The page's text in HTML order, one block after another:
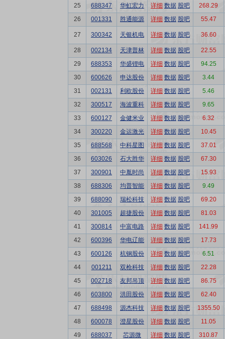
25
688347 华虹宏力 详细 数据 股吧
268.29
26
001331 胜通能源 详细 数据 股吧 55.47
27 300342 天银机电 详细 数据 股吧 36.60
28 002134 天津普林 详细 数据 股吧
22.55
29
688353 华盛锂电 详细 数据 股吧
94.25
30
600626 申达股份 详细 数据 股吧
3.44
31
002131 利欧股份 详细 数据 股吧
5.46
32
300517 海波重科 详细 数据 股吧
9.65
33
600127 金健米业 详细 数据 股吧
6.32
34
300220 金运激光 详细 数据 股吧
10.45
35
688568 中科星图 详细 数据 股吧
37.01
36
603026 石大胜华 详细 数据 股吧
67.30
37
300901 中胤时尚 详细 数据 股吧
15.93
38
688306 均普智能 详细 数据 股吧
9.49
39
688090 瑞松科技 详细 数据 股吧
69.20
40
301005 超捷股份 详细 数据 股吧
81.03
41
300814 中富电路 详细 数据 股吧
141.99
42
600396 华电辽能 详细 数据 股吧
17.73
43
600126 杭钢股份 详细 数据 股吧
6.51
44
001211 双枪科技 详细 数据 股吧
22.28
45
002718 友邦吊顶 详细 数据 股吧
86.75
46
603800 洪田股份 详细 数据 股吧
62.40
47
688498 源杰科技 详细 数据 股吧
1355.50
48
600078 澄星股份 详细 数据 股吧
11.05
49
688037 芯源微 详细 数据 股吧
310.87